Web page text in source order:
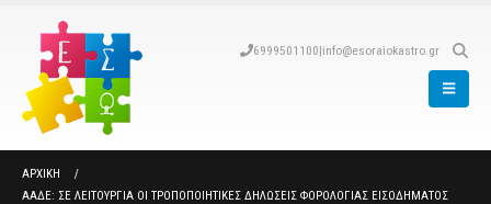
6999501100|info@esoraiokastro.gr
ΑΡΧΙΚΉ
ΑΑΔΕ: ΣΕ ΛΕΙΤΟΥΡΓΊΑ ΟΙ ΤΡΟΠΟΠΟΙΗΤΙΚΈΣ ΔΗΛΏΣΕΙΣ ΦΟΡΟΛΟΓΊΑΣ ΕΙΣΟΔΉΜΑΤΟΣ